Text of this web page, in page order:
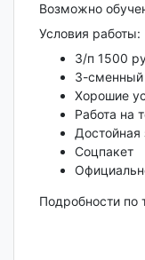
Возможно
Условия работы:
З/п 1500
3-
Хорошие
Работа на
Достойная
Соцпакет
Подробности по